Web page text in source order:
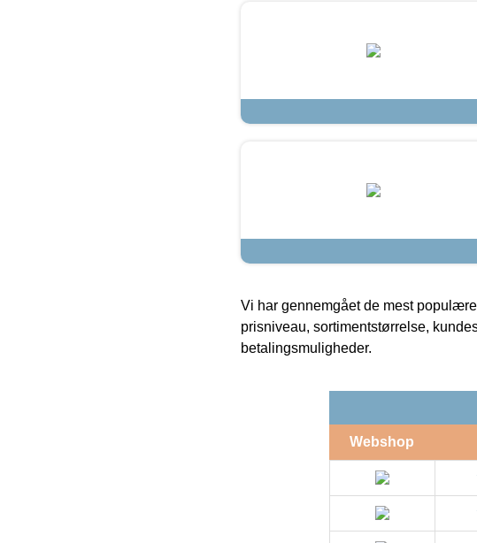
Vi har gennemgået de mest
prisniveau, sortimentstørrelse,
betalingsmuligheder.
Webshop